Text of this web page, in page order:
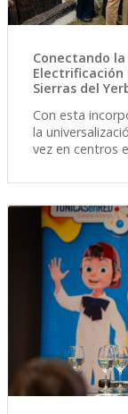
Conectando
Electrificación
Sierras del
Con esta
la
vez en centros